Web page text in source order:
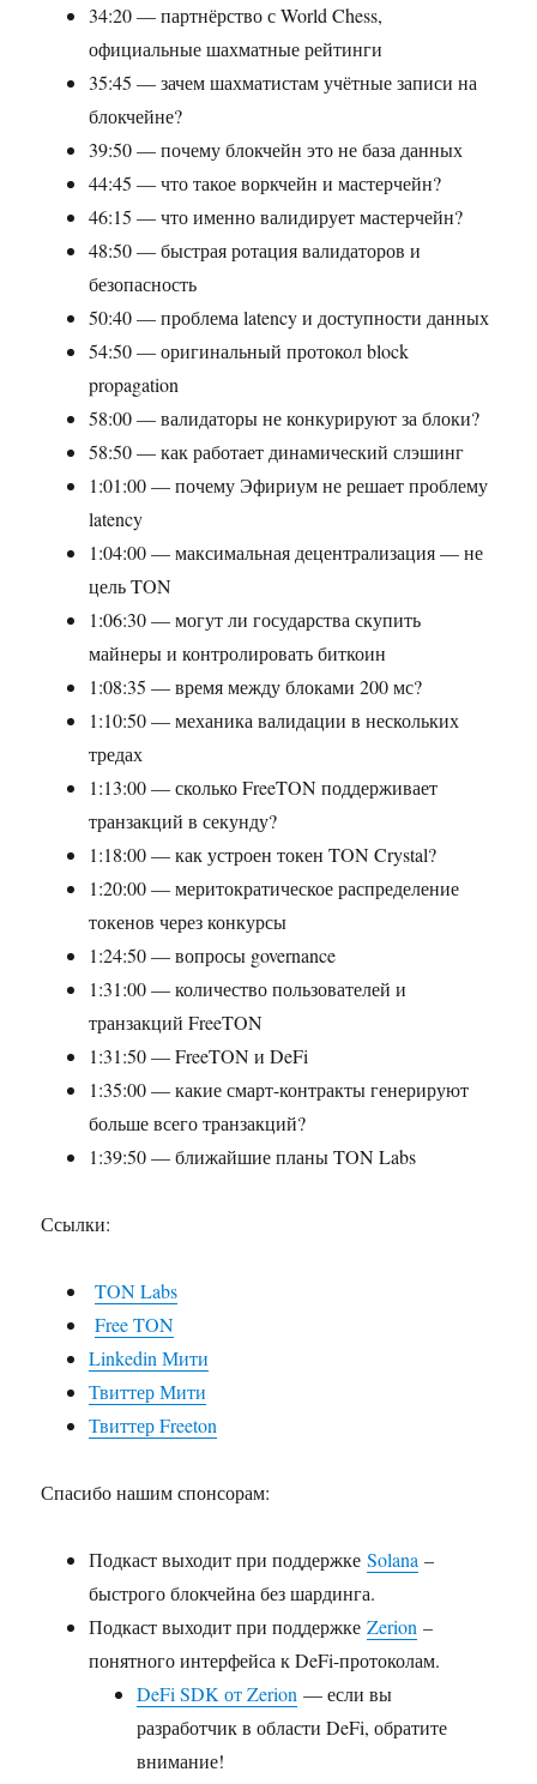
34:20 — партнёрство с World Chess,
официальные шахматные рейтинги
35:45 — зачем шахматистам учётные записи на
блокчейне?
39:50 — почему блокчейн это не база данных
44:45 — что такое воркчейн и мастерчейн?
46:15 — что именно валидирует мастерчейн?
48:50 — быстрая ротация валидаторов и
безопасность
50:40 — проблема latency и доступности данных
54:50 — оригинальный протокол block
propagation
58:00 — валидаторы не конкурируют за блоки?
58:50 — как работает динамический слэшинг
1:01:00 — почему Эфириум не решает проблему
latency
1:04:00 — максимальная децентрализация — не
цель TON
1:06:30 — могут ли государства скупить
майнеры и контролировать биткоин
1:08:35 — время между блоками 200 мс?
1:10:50 — механика валидации в нескольких
тредах
1:13:00 — сколько FreeTON поддерживает
транзакций в секунду?
1:18:00 — как устроен токен TON Crystal?
1:20:00 — меритократическое распределение
токенов через конкурсы
1:24:50 — вопросы governance
1:31:00 — количество пользователей и
транзакций FreeTON
1:31:50 — FreeTON и DeFi
1:35:00 — какие смарт-контракты генерируют
больше всего транзакций?
1:39:50 — ближайшие планы TON Labs
Ссылки:
TON Labs
Free TON
Linkedin Мити
Твиттер Мити
Твиттер Freeton
Спасибо нашим спонсорам:
Подкаст выходит при поддержкеSolana –
быстрого блокчейна без шардинга.
Подкаст выходит при поддержкеZerion –
понятного интерфейса к DeFi-протоколам.
DeFi SDK от Zerion — если вы
разработчик в области DeFi, обратите
внимание!